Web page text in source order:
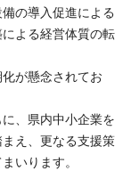
の導入促進による
よる経営体質の転
が懸念されてお
、県内中小企業を
え、更なる支援策
いります。